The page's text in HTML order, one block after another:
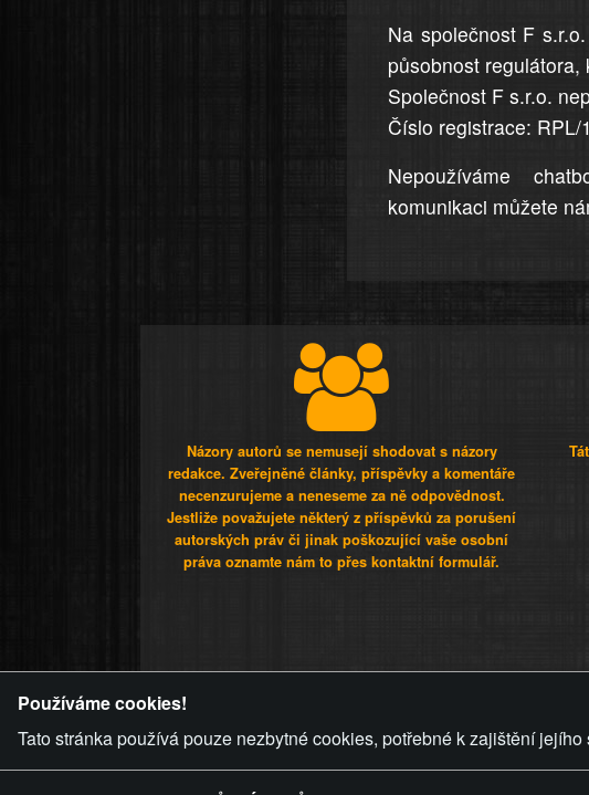
Na společnost F
působnost
Společnost F s.r.o.
Číslo registrace: RPL/
Nepoužíváme
komunikaci můžete
Názory autorů se nemusejí shodovat s názory
redakce. Zveřejněné články, příspěvky a komentáře
necenzurujeme a neneseme za ně odpovědnost.
Jestliže považujete některý z příspěvků za porušení
autorských práv či jinak poškozující vaše osobní
práva oznamte nám to přes kontaktní formulář.
Používáme cookies!
Tato stránka používá pouze nezbytné cookies, potřebné k zajištění